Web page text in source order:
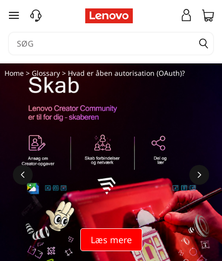
spring til hovedindhold
Læs mere
Home> Glossary> Hvad er åben autorisation (OAuth)?